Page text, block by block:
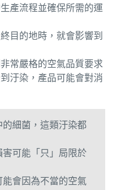
產流程並確保所需的運
目的地時，就會影響到
常嚴格的空氣品質要求
汙染，產品可能會對消
細菌，這類汙染都
可能「只」局限於
會因為不當的空氣